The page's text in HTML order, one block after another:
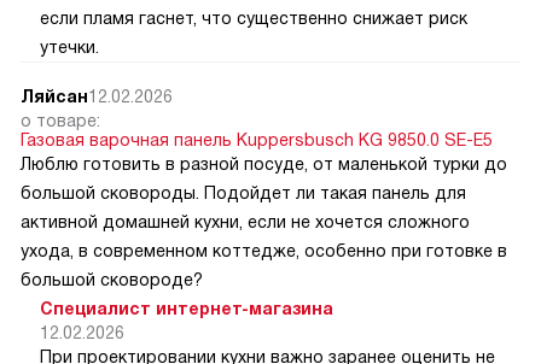
если пламя гаснет, что существенно снижает риск
утечки.
Ляйсан12.02.2026
о товаре:
Газовая варочная панель Kuppersbusch KG 9850.0 SE-E5
Люблю готовить в разной посуде, от маленькой турки до
большой сковороды. Подойдет ли такая панель для
активной домашней кухни, если не хочется сложного
ухода, в современном коттедже, особенно при готовке в
большой сковороде?
Специалист интернет-магазина
12.02.2026
При проектировании кухни важно заранее оценить не